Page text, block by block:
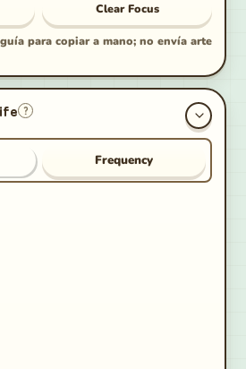
Clear Focus
para copiar a mano; no envía arte
?
Frequency